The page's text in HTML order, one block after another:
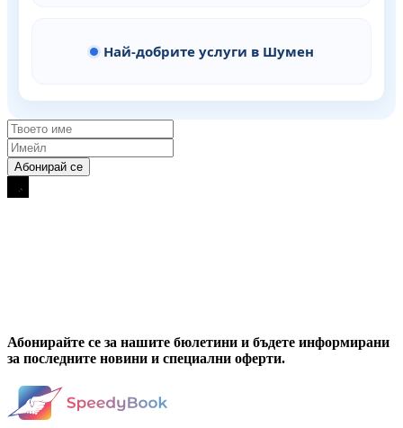
Най-добрите услуги в Шумен
Абонирайте се за нашите бюлетини и бъдете информирани
за последните новини и специални оферти.